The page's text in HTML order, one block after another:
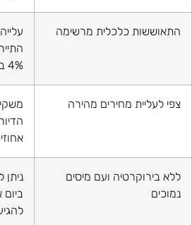
התאוששות כלכלית מרשימה
4% בתמ"ג מידי שנה
צפי לעליית מחירים מהירה
ללא בירוקרטיה ועם מיסים
נמוכים